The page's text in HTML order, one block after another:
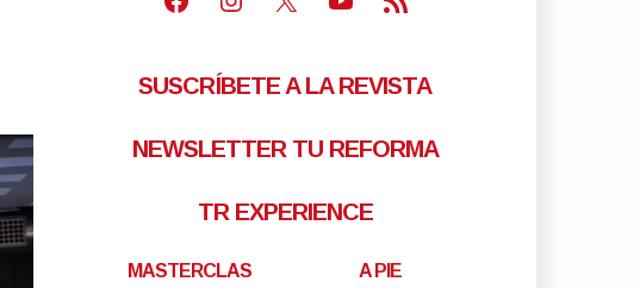
SUSCRÍBETE A LA REVISTA
NEWSLETTER TU REFORMA
TR EXPERIENCE
MASTERCLAS
A PIE